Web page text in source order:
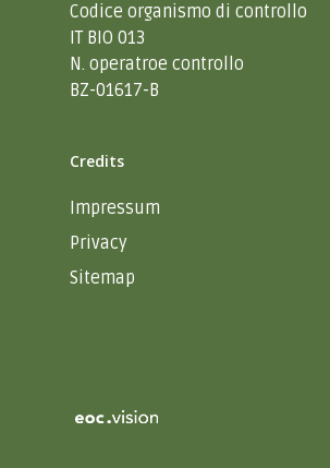
Codice organismo di controllo
IT BIO 013
N. operatroe controllo
BZ-01617-B
Credits
Impressum
Privacy
Sitemap